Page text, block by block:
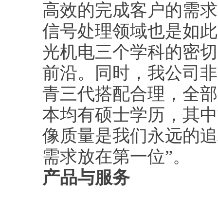
高效的完成客户的需
信号处理领域也是如
光机电三个学科的密
前沿。同时，我公司
青三代搭配合理，全
本均有硕士学历，其
像质量是我们永远的
需求放在第一位”。
产品与服务